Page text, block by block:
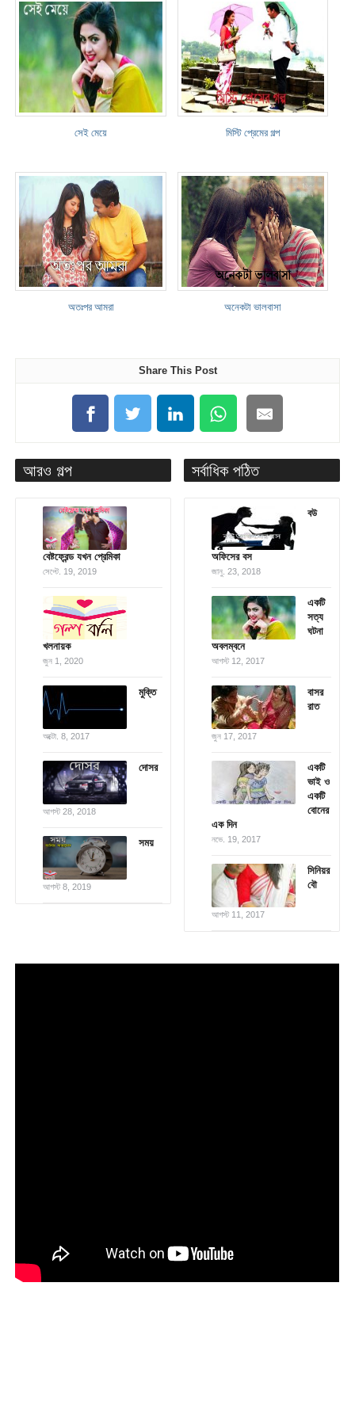
সেই মেয়ে মিস্টি প্রেমের গল্প
অতঃপর আমরা অনেকটা ভালবাসা
Share This Post
আরও গল্প
বেষ্টফ্রেন্ড যখন প্রেমিকা
সেপ্টে. 19, 2019
খলনায়ক
জুন 1, 2020
মুক্তি
অক্টো. 8, 2017
দোসর
আগস্ট 28, 2018
সময়
আগস্ট 8, 2019
সর্বাধিক পঠিত
বউ
অফিসের বস
জানু. 23, 2018
একটি
সত্য
ঘটনা
অবলম্বনে
আগস্ট 12, 2017
বাসর
রাত
জুন 17, 2017
একটি
ভাই ও
একটি
বোনের
এক দিন
নভে. 19, 2017
সিনিয়র
বৌ
আগস্ট 11, 2017